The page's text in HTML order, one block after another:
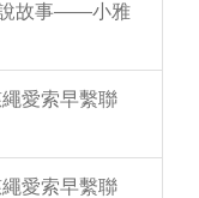
說故事——小雅
愛索早繫聯
愛索早繫聯